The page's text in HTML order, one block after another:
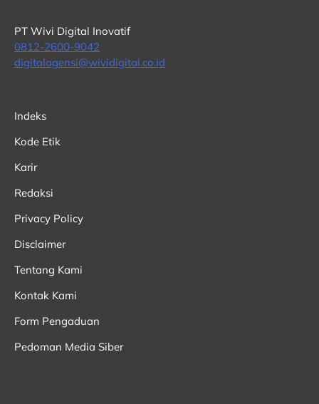
PT Wivi Digital Inovatif
0812-2600-9042
digitalagensi@wividigital.co.id
Indeks
Kode Etik
Karir
Redaksi
Privacy Policy
Disclaimer
Tentang Kami
Kontak Kami
Form Pengaduan
Pedoman Media Siber